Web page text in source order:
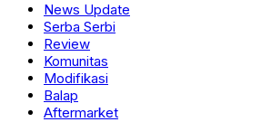
News Update
Serba Serbi
Review
Komunitas
Modifikasi
Balap
Aftermarket